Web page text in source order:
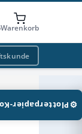
Warenkorb
⚙
Konfigurator